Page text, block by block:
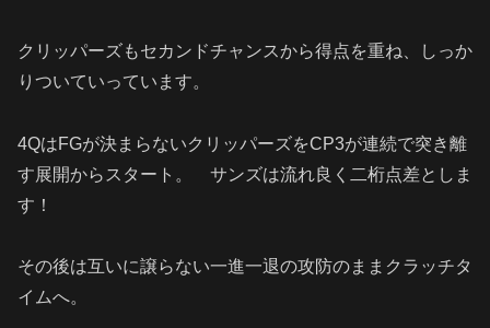
クリッパーズもセカンドチャンスから得点を重ね、しっか
りついていっています。
4QはFGが決まらないクリッパーズをCP3が連続で突き離
す展開からスタート。 サンズは流れ良く二桁点差としま
す！
その後は互いに譲らない一進一退の攻防のままクラッチタ
イムへ。